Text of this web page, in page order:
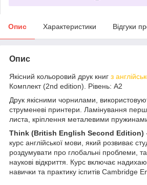
Опис Характеристики Відгуки
Опис
Якісний кольоровий друк книг з
Комплект (2nd edition). Рівень: A2
Друк якісними чорнилами,
струменеві принтери. Ламінування
листа, кріплення металевими
Think (British English Second Edition)
курс англійської мови, який розвиває
роздумувати про глобальні проблеми,
наукові відкриття. Курс включає
навички та практику іспитів Cambridge